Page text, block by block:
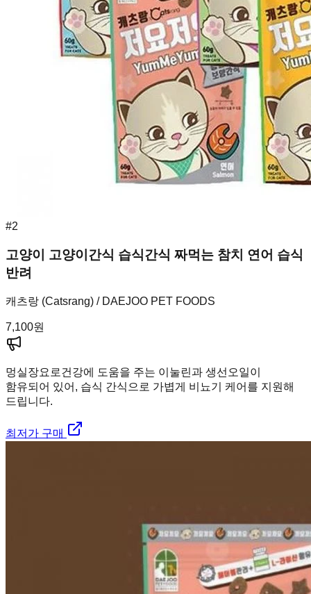
#2
고양이 고양이간식 습식간식 짜먹는 참치 연어 습식
반려
캐츠랑 (Catsrang) / DAEJOO PET FOODS
7,100원
멍실장요로건강에 도움을 주는 이눌린과 생선오일이
함유되어 있어, 습식 간식으로 가볍게 비뇨기 케어를 지원해
드립니다.
최저가 구매